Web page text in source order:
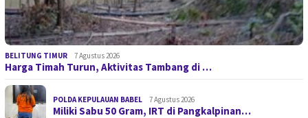
BELITUNG TIMUR 7 Agustus 2026
Harga Timah Turun, Aktivitas Tambang di …
POLDA KEPULAUAN BABEL 7 Agustus 2026
Miliki Sabu 50 Gram, IRT di Pangkalpinan…